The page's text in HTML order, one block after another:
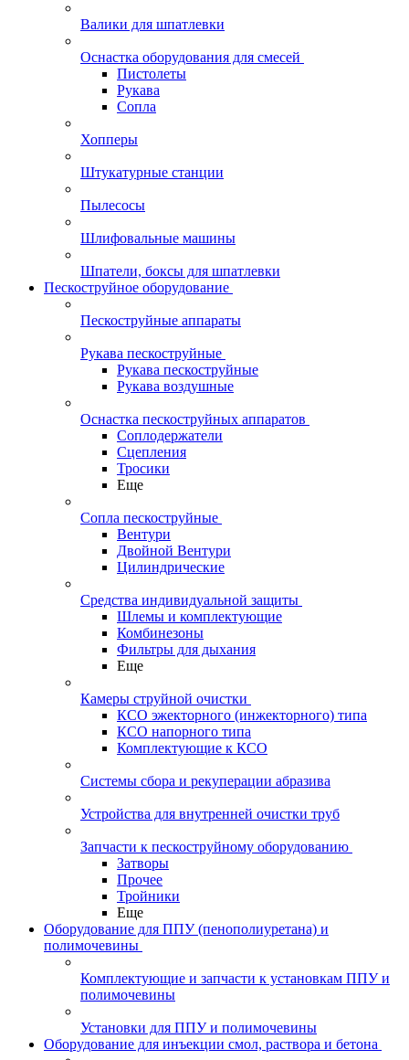
Валики для шпатлевки
Оснастка оборудования для смесей
Пистолеты
Рукава
Сопла
Хопперы
Штукатурные станции
Пылесосы
Шлифовальные машины
Шпатели, боксы для шпатлевки
Пескоструйное оборудование
Пескоструйные аппараты
Рукава пескоструйные
Рукава пескоструйные
Рукава воздушные
Оснастка пескоструйных аппаратов
Соплодержатели
Сцепления
Тросики
Еще
Сопла пескоструйные
Вентури
Двойной Вентури
Цилиндрические
Средства индивидуальной защиты
Шлемы и комплектующие
Комбинезоны
Фильтры для дыхания
Еще
Камеры струйной очистки
КСО эжекторного (инжекторного) типа
КСО напорного типа
Комплектующие к КСО
Системы сбора и рекуперации абразива
Устройства для внутренней очистки труб
Запчасти к пескоструйному оборудованию
Затворы
Прочее
Тройники
Еще
Оборудование для ППУ (пенополиуретана) и
полимочевины
Комплектующие и запчасти к установкам ППУ и
полимочевины
Установки для ППУ и полимочевины
Оборудование для инъекции смол, раствора и бетона